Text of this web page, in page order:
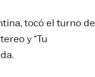
tocó el turno de
y “Tu